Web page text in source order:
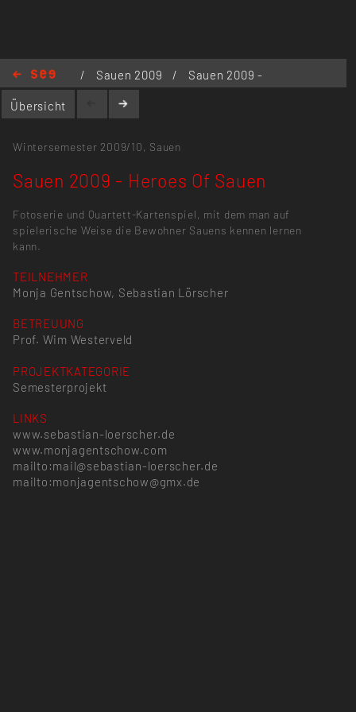
/ Sauen 2009 /
Sauen 2009 -
Heroes Of Sauen
Übersicht
www.sebastian-loerscher.de
Wintersemester 2009/10, Sauen
Sauen 2009 - Heroes Of Sauen
Fotoserie und Quartett-Kartenspiel, mit dem man auf
spielerische Weise die Bewohner Sauens kennen lernen
kann.
TEILNEHMER
Monja Gentschow, Sebastian Lörscher
BETREUUNG
Prof. Wim Westerveld
PROJEKTKATEGORIE
Semesterprojekt
LINKS
www.sebastian-loerscher.de
www.monjagentschow.com
mailto:mail@sebastian-loerscher.de
mailto:monjagentschow@gmx.de